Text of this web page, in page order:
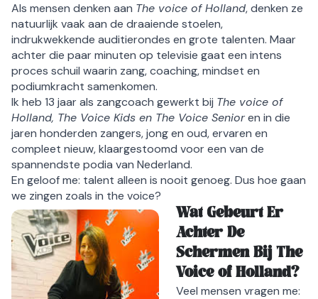
Als mensen denken aan The voice of Holland, denken ze
natuurlijk vaak aan de draaiende stoelen,
indrukwekkende auditierondes en grote talenten. Maar
achter die paar minuten op televisie gaat een intens
proces schuil waarin zang, coaching, mindset en
podiumkracht samenkomen.
Ik heb 13 jaar als zangcoach gewerkt bij The voice of
Holland, The Voice Kids en The Voice Senioren in die
jaren honderden zangers, jong en oud, ervaren en
compleet nieuw, klaargestoomd voor een van de
spannendste podia van Nederland.
En geloof me: talent alleen is nooit genoeg. Dus hoe gaan
we zingen zoals in the voice?
Wat Gebeurt Er
Achter De
Schermen Bij The
Voice of Holland?
Veel mensen vragen me: